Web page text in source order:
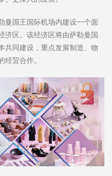
曼国王国际机场内建设一个面
区。该经济区将由萨勒曼国
共同建设，重点发展制造、物
经贸合作。